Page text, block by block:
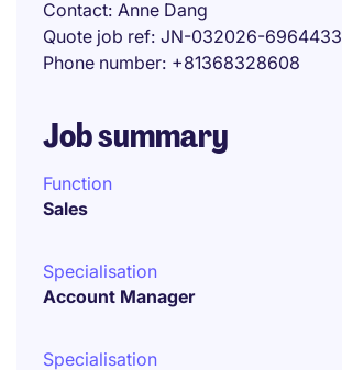
Contact Anne Dang
Quote job ref JN-032026-6964433
Phone number +81368328608
Job summary
Function
Sales
Specialisation
Account Manager
Specialisation